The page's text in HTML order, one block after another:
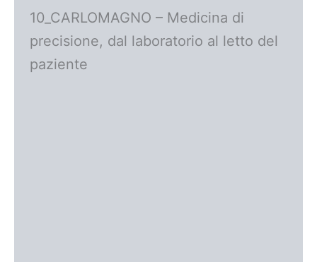
10_CARLOMAGNO – Medicina di
precisione, dal laboratorio al letto del
paziente